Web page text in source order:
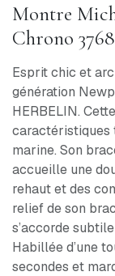
Montre
Chrono
Esprit chic et
génération
HERBELIN.
caractéristiques
marine. Son
accueille une
rehaut et des
relief de son
s’accorde
Habillée d’une
secondes et